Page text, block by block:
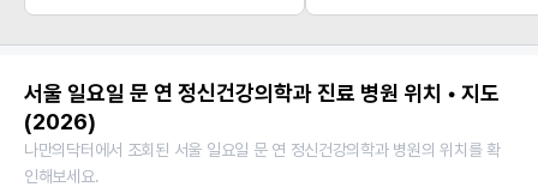
서울 일요일 문 연 정신건강의학과 진료 병원 위치 • 지도
(2026)
나만의닥터에서 조회된 서울 일요일 문 연 정신건강의학과 병원의 위치를 확
인해보세요.